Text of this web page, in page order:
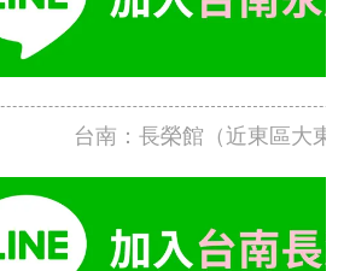
台南：長榮館（近東區大東